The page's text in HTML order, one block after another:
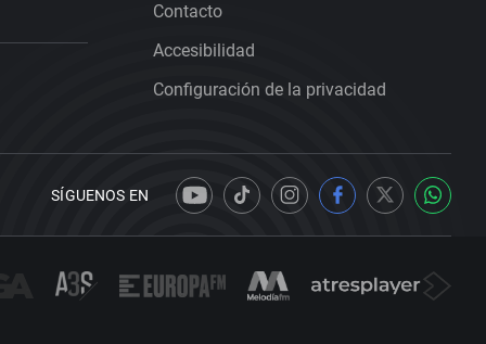
Contacto
Accesibilidad
Configuración de la privacidad
SÍGUENOS EN